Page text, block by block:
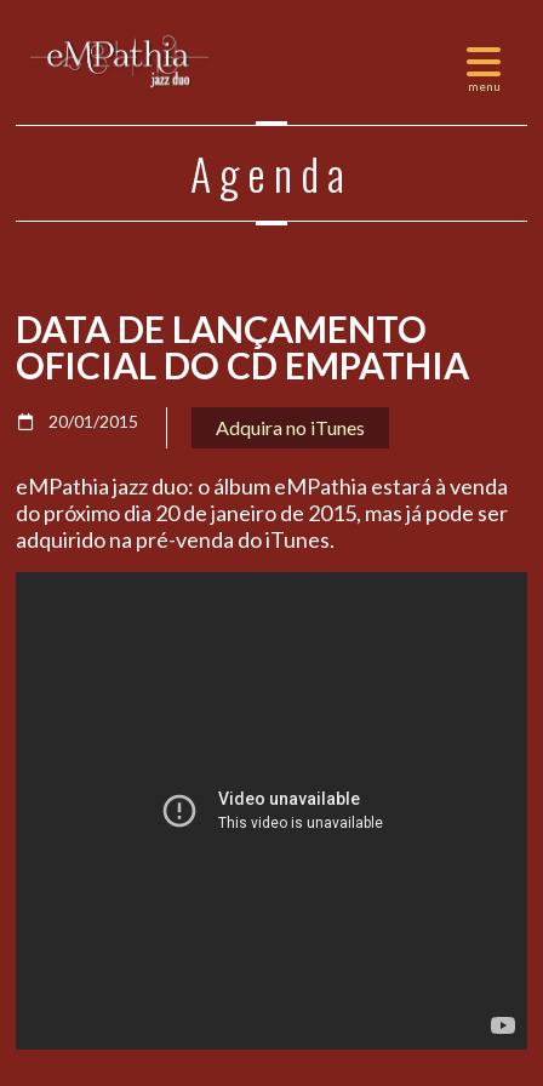
Agenda
DATA DE LANÇAMENTO
OFICIAL DO CD EMPATHIA
20/01/2015 Adquira no iTunes
eMPathia jazz duo: o álbum eMPathia estará à venda
do próximo dia 20 de janeiro de 2015, mas já pode ser
adquirido na pré-venda do iTunes.